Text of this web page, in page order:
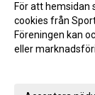
NU har
Sporthallen!!
För att hemsidan
cookies från
Föreningen kan
eller